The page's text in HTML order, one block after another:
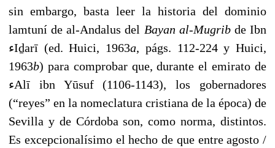
sin embargo, basta leer la historia del dominio
lamtuní de al-Andalus del Bayan al-Mugrib de Ibn
ﺀIḏarī (ed. Huici, 1963a, págs. 112-224 y Huici,
1963b) para comprobar que, durante el emirato de
ﺀAlī ibn Yūsuf (1106-1143), los gobernadores
(“reyes” en la nomeclatura cristiana de la época) de
Sevilla y de Córdoba son, como norma, distintos.
Es excepcionalísimo el hecho de que entre agosto /